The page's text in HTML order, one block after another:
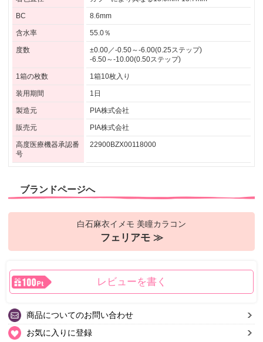
BC 8.6mm
含水率 55.0％
度数
±0.00／-0.50～-6.00(0.25ステップ)
-6.50～-10.00(0.50ステップ)
1箱の枚数 1箱10枚入り
装用期間 1日
製造元 PIA株式会社
販売元 PIA株式会社
高度医療機器承認番
号
22900BZX00118000
ブランドページへ
白石麻衣イメモ 美瞳カラコン
フェリアモ ≫
レビューを書く
商品についてのお問い合わせ
お気に入りに登録